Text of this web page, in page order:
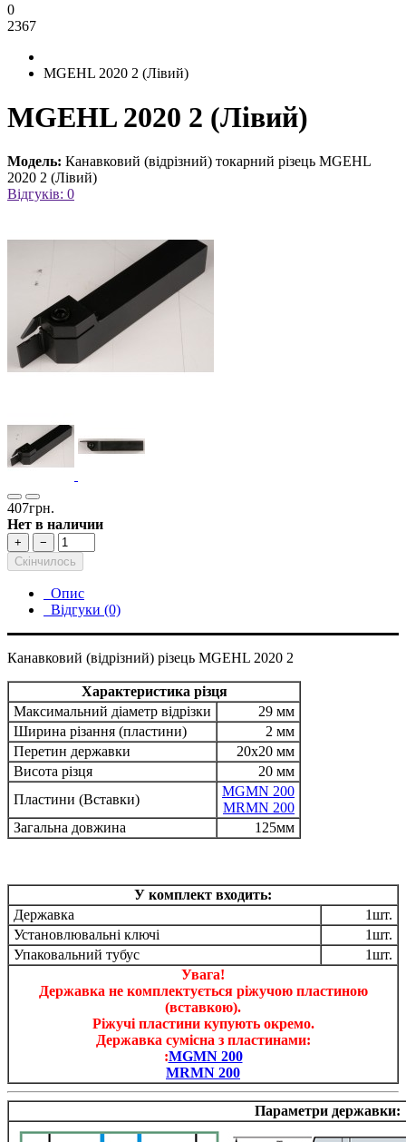
0
2367
MGEHL 2020 2 (Лівий)
MGEHL 2020 2 (Лівий)
Модель: Канавковий (відрізний) токарний різець MGEHL
2020 2 (Лівий)
Відгуків: 0
407грн.
Нет в наличии
+
−
Скінчилось
Опис
Відгуки (0)
Канавковий (відрізний) різець MGEHL 2020 2
Характеристика різця
Максимальний діаметр відрізки
29 мм
Ширина різання (пластини)
2 мм
Перетин державки
20x20 мм
Висота різця
20 мм
Пластини (Вставки)
MGMN 200
MRMN 200
Загальна довжина
125мм
У комплект входить:
Державка
1шт.
Установлювальні ключі
1шт.
Упаковальний тубус
1шт.
Увага!
Державка не комплектується ріжучою пластиною
(вставкою).
Ріжучі пластини купують окремо.
Державка сумісна з пластинами:
:MGMN 200
MRMN 200
Параметри державки: